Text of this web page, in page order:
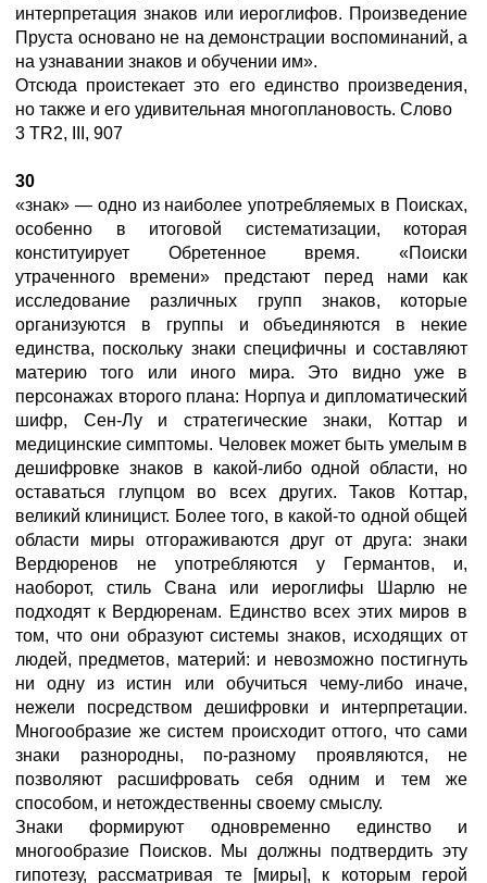
интерпретация знаков или иероглифов. Произведение
Пруста основано не на демонстрации воспоминаний, а
на узнавании знаков и обучении им».
Отсюда проистекает это его единство произведения,
но также и его удивительная многоплановость. Слово
3 TR2, III, 907
30
«знак» — одно из наиболее употребляемых в Поисках,
особенно в итоговой систематизации, которая
конституирует Обретенное время. «Поиски
утраченного времени» предстают перед нами как
исследование различных групп знаков, которые
организуются в группы и объединяются в некие
единства, поскольку знаки специфичны и составляют
материю того или иного мира. Это видно уже в
персонажах второго плана: Норпуа и дипломатический
шифр, Сен-Лу и стратегические знаки, Коттар и
медицинские симптомы. Человек может быть умелым в
дешифровке знаков в какой-либо одной области, но
оставаться глупцом во всех других. Таков Коттар,
великий клиницист. Более того, в какой-то одной общей
области миры отгораживаются друг от друга: знаки
Вердюренов не употребляются у Германтов, и,
наоборот, стиль Свана или иероглифы Шарлю не
подходят к Вердюренам. Единство всех этих миров в
том, что они образуют системы знаков, исходящих от
людей, предметов, материй: и невозможно постигнуть
ни одну из истин или обучиться чему-либо иначе,
нежели посредством дешифровки и интерпретации.
Многообразие же систем происходит оттого, что сами
знаки разнородны, по-разному проявляются, не
позволяют расшифровать себя одним и тем же
способом, и нетождественны своему смыслу.
Знаки формируют одновременно единство и
многообразие Поисков. Мы должны подтвердить эту
гипотезу, рассматривая те [миры], к которым герой